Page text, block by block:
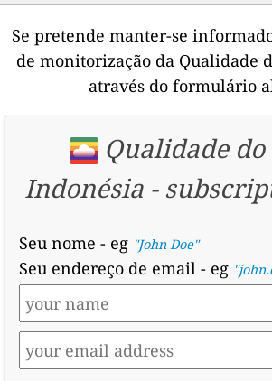
Se pretende manter-se
de monitorização da Qualidade
através do formulário
Qualidade
Indonésia -
Seu nome - eg "John Doe"
Seu endereço de email - eg